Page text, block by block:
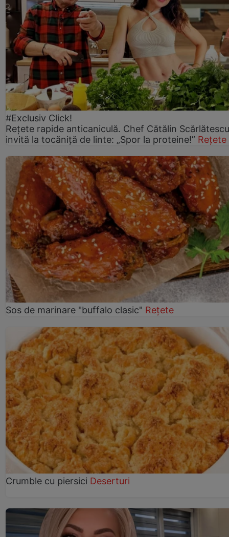
#Exclusiv Click!
Rețete rapide anticaniculă. Chef Cătălin
invită la tocăniță de linte: „Spor la proteine!” Rețete
Sos de marinare "buffalo clasic" Rețete
Crumble cu piersici Deserturi